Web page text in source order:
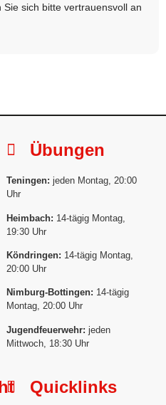
sich bitte vertrauensvoll an
Übungen
Teningen: jeden Montag, 20:00
Uhr
Heimbach: 14-tägig Montag,
19:30 Uhr
Köndringen: 14-tägig Montag,
20:00 Uhr
Nimburg-Bottingen: 14-tägig
Montag, 20:00 Uhr
Jugendfeuerwehr: jeden
Mittwoch, 18:30 Uhr
Quicklinks